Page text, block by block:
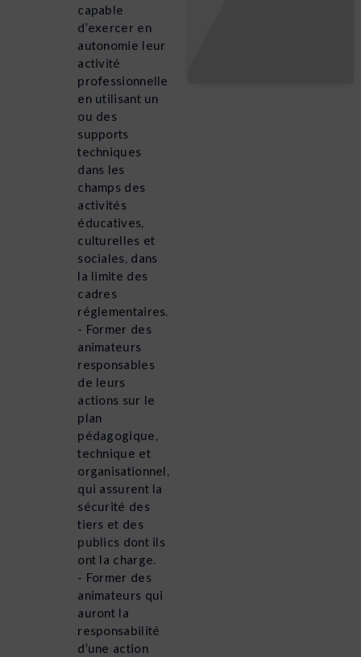
capable
d’exercer en
autonomie leur
activité
professionnelle
en utilisant un
ou des
supports
techniques
dans les
champs des
activités
éducatives,
culturelles et
sociales, dans
la limite des
cadres
réglementaires.
- Former des
animateurs
responsables
de leurs
actions sur le
plan
pédagogique,
technique et
organisationnel,
qui assurent la
sécurité des
tiers et des
publics dont ils
ont la charge.
- Former des
animateurs qui
auront la
responsabilité
d’une action